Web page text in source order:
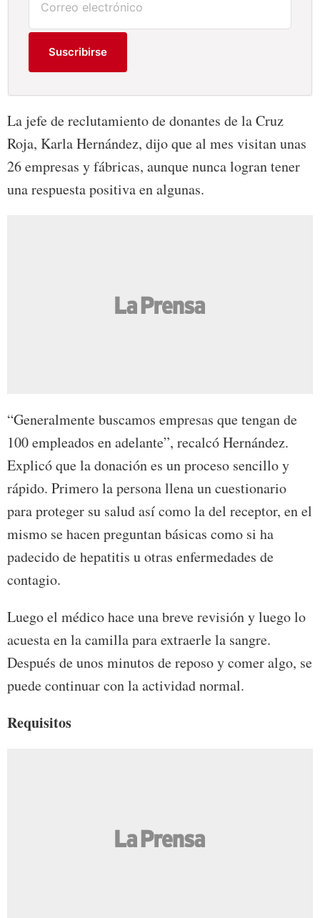
Suscribirse
La jefe de reclutamiento de donantes de la Cruz
Roja, Karla Hernández, dijo que al mes visitan unas
26 empresas y fábricas, aunque nunca logran tener
una respuesta positiva en algunas.
“Generalmente buscamos empresas que tengan de
100 empleados en adelante”, recalcó Hernández.
Explicó que la donación es un proceso sencillo y
rápido. Primero la persona llena un cuestionario
para proteger su salud así como la del receptor, en el
mismo se hacen preguntan básicas como si ha
padecido de hepatitis u otras enfermedades de
contagio.
Luego el médico hace una breve revisión y luego lo
acuesta en la camilla para extraerle la sangre.
Después de unos minutos de reposo y comer algo, se
puede continuar con la actividad normal.
Requisitos